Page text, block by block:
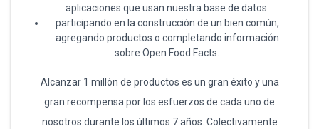
aplicaciones que usan nuestra base de datos.
participando en la construcción de un bien común,
agregando productos o completando información
sobre Open Food Facts.
Alcanzar 1 millón de productos es un gran éxito y una
gran recompensa por los esfuerzos de cada uno de
nosotros durante los últimos 7 años. Colectivamente